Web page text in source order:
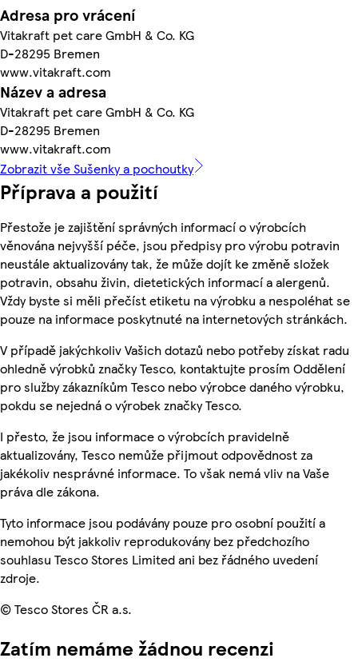
Adresa pro vrácení
Vitakraft pet care GmbH & Co. KG
D-28295 Bremen
www.vitakraft.com
Název a adresa
Vitakraft pet care GmbH & Co. KG
D-28295 Bremen
www.vitakraft.com
Zobrazit vše Sušenky a pochoutky
Příprava a použití
Přestože je zajištění správných informací o výrobcích
věnována nejvyšší péče, jsou předpisy pro výrobu potravin
neustále aktualizovány tak, že může dojít ke změně složek
potravin, obsahu živin, dietetických informací a alergenů.
Vždy byste si měli přečíst etiketu na výrobku a nespoléhat se
pouze na informace poskytnuté na internetových stránkách.
V případě jakýchkoliv Vašich dotazů nebo potřeby získat radu
ohledně výrobků značky Tesco, kontaktujte prosím Oddělení
pro služby zákazníkům Tesco nebo výrobce daného výrobku,
pokdu se nejedná o výrobek značky Tesco.
I přesto, že jsou informace o výrobcích pravidelně
aktualizovány, Tesco nemůže přijmout odpovědnost za
jakékoliv nesprávné informace. To však nemá vliv na Vaše
práva dle zákona.
Tyto informace jsou podávány pouze pro osobní použití a
nemohou být jakkoliv reprodukovány bez předchozího
souhlasu Tesco Stores Limited ani bez řádného uvedení
zdroje.
© Tesco Stores ČR a.s.
Zatím nemáme žádnou recenzi